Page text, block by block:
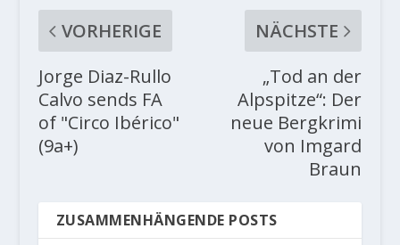
VORHERIGE
Jorge Diaz-Rullo
Calvo sends FA
of "Circo Ibérico"
(9a+)
NÄCHSTE
„Tod an der
Alpspitze“: Der
neue Bergkrimi
von Imgard
Braun
ZUSAMMENHÄNGENDE POSTS